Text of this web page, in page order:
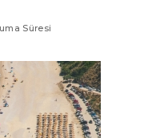
Süresi